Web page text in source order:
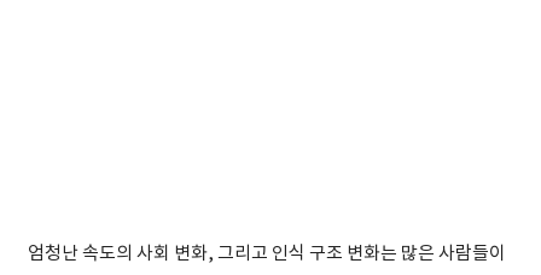
엄청난 속도의 사회 변화, 그리고 인식 구조 변화는 많은 사람들이